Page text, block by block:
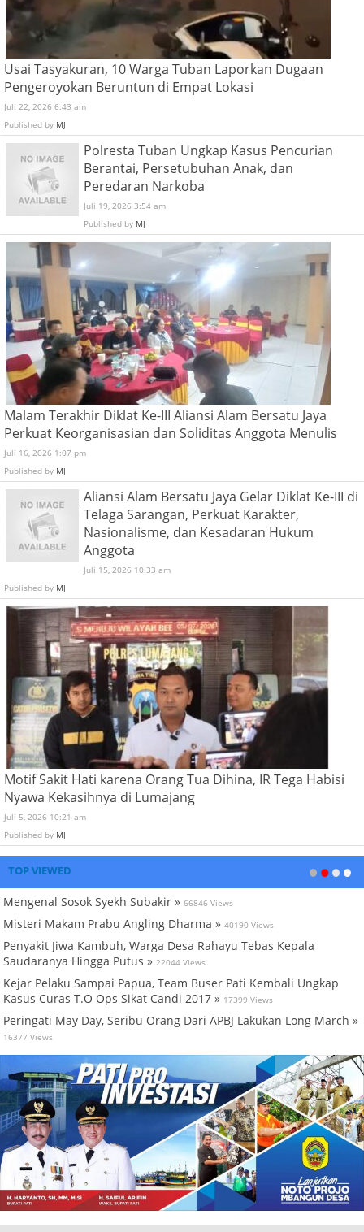
Usai Tasyakuran, 10 Warga Tuban Laporkan Dugaan
Pengeroyokan Beruntun di Empat Lokasi
Juli 22, 2026 6:43 am
Published by MJ
Polresta Tuban Ungkap Kasus Pencurian
Berantai, Persetubuhan Anak, dan
Peredaran Narkoba
Juli 19, 2026 3:54 am
Published by MJ
Malam Terakhir Diklat Ke-III Aliansi Alam Bersatu Jaya
Perkuat Keorganisasian dan Soliditas Anggota Menulis
Juli 16, 2026 1:07 pm
Published by MJ
Aliansi Alam Bersatu Jaya Gelar Diklat Ke-III di
Telaga Sarangan, Perkuat Karakter,
Nasionalisme, dan Kesadaran Hukum
Anggota
Juli 15, 2026 10:33 am
Published by MJ
Motif Sakit Hati karena Orang Tua Dihina, IR Tega Habisi
Nyawa Kekasihnya di Lumajang
Juli 5, 2026 10:21 am
Published by MJ
TOP VIEWED
Mengenal Sosok Syekh Subakir » 66846 Views
Misteri Makam Prabu Angling Dharma » 40190 Views
Penyakit Jiwa Kambuh, Warga Desa Rahayu Tebas Kepala
Saudaranya Hingga Putus » 22044 Views
Kejar Pelaku Sampai Papua, Team Buser Pati Kembali Ungkap
Kasus Curas T.O Ops Sikat Candi 2017 » 17399 Views
Peringati May Day, Seribu Orang Dari APBJ Lakukan Long March »
16377 Views